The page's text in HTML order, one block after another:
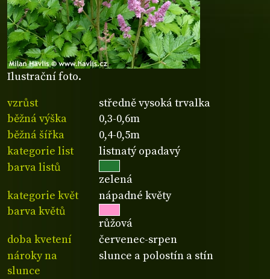
Ilustrační foto.
vzrůst
středně vysoká trvalka
běžná výška
0,3-0,6m
běžná šířka
0,4-0,5m
kategorie list
listnatý opadavý
barva listů
zelená
kategorie květ
nápadné květy
barva květů
růžová
doba kvetení
červenec-srpen
nároky na
slunce
slunce a polostín a stín